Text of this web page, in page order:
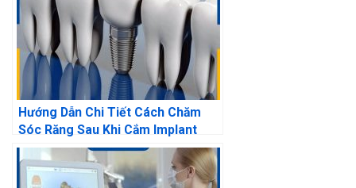
Hướng Dẫn Chi Tiết Cách Chăm
Sóc Răng Sau Khi Cắm Implant